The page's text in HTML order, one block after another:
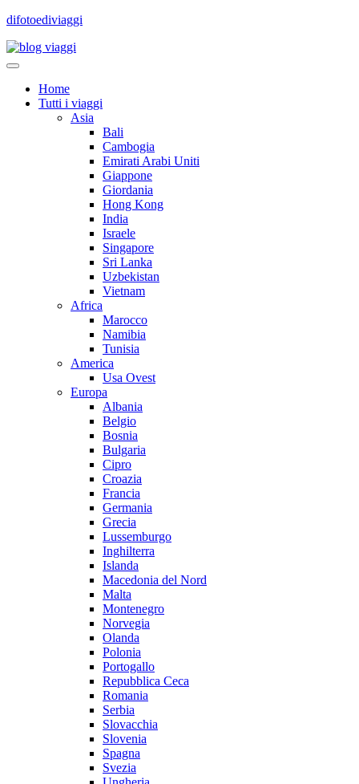
difotoediviaggi
Home
Tutti i viaggi
Asia
Bali
Cambogia
Emirati Arabi Uniti
Giappone
Giordania
Hong Kong
India
Israele
Singapore
Sri Lanka
Uzbekistan
Vietnam
Africa
Marocco
Namibia
Tunisia
America
Usa Ovest
Europa
Albania
Belgio
Bosnia
Bulgaria
Cipro
Croazia
Francia
Germania
Grecia
Lussemburgo
Inghilterra
Islanda
Macedonia del Nord
Malta
Montenegro
Norvegia
Olanda
Polonia
Portogallo
Repubblica Ceca
Romania
Serbia
Slovacchia
Slovenia
Spagna
Svezia